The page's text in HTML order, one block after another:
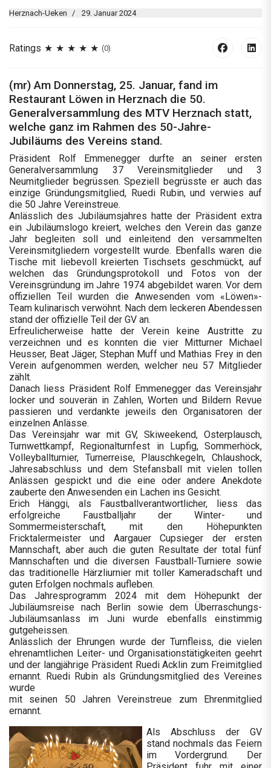
Herznach-Ueken 29. Januar 2024
Ratings (0)
(mr) Am Donnerstag, 25. Januar, fand im
Restaurant Löwen in Herznach die 50.
Generalversammlung des MTV Herznach statt,
welche ganz im Rahmen des 50-Jahre-
Jubiläums des Vereins stand.
Präsident Rolf Emmenegger durfte an seiner ersten
Generalversammlung 37 Vereinsmitglieder und 3
Neumitglieder begrüssen. Speziell begrüsste er auch das
einzige Gründungsmitglied, Ruedi Rubin, und verwies auf
die 50 Jahre Vereinstreue.
Anlässlich des Jubiläumsjahres hatte der Präsident extra
ein Jubiläumslogo kreiert, welches den Verein das ganze
Jahr begleiten soll und einleitend den versammelten
Vereinsmitgliedern vorgestellt wurde. Ebenfalls waren die
Tische mit liebevoll kreierten Tischsets geschmückt, auf
welchen das Gründungsprotokoll und Fotos von der
Vereinsgründung im Jahre 1974 abgebildet waren. Vor dem
offiziellen Teil wurden die Anwesenden vom «Löwen»-
Team kulinarisch verwöhnt. Nach dem leckeren Abendessen
stand der offizielle Teil der GV an.
Erfreulicherweise hatte der Verein keine Austritte zu
verzeichnen und es konnten die vier Mitturner Michael
Heusser, Beat Jäger, Stephan Muff und Mathias Frey in den
Verein aufgenommen werden, welcher neu 57 Mitglieder
zählt.
Danach liess Präsident Rolf Emmenegger das Vereinsjahr
locker und souverän in Zahlen, Worten und Bildern Revue
passieren und verdankte jeweils den Organisatoren der
einzelnen Anlässe.
Das Vereinsjahr war mit GV, Skiweekend, Osterplausch,
Turnwettkampf, Regionalturnfest in Lupfig, Sommerhöck,
Volleyballturnier, Turnerreise, Plauschkegeln, Chlaushock,
Jahresabschluss und dem Stefansball mit vielen tollen
Anlässen gespickt und die eine oder andere Anekdote
zauberte den Anwesenden ein Lachen ins Gesicht.
Erich Hänggi, als Faustballverantwortlicher, liess das
erfolgreiche Faustballjahr der Winter- und
Sommermeisterschaft, mit den Höhepunkten
Fricktalermeister und Aargauer Cupsieger der ersten
Mannschaft, aber auch die guten Resultate der total fünf
Mannschaften und die diversen Faustball-Turniere sowie
das traditionelle Härzliurnier mit toller Kameradschaft und
guten Erfolgen nochmals aufleben.
Das Jahresprogramm 2024 mit dem Höhepunkt der
Jubiläumsreise nach Berlin sowie dem Überraschungs-
Jubiläumsanlass im Juni wurde ebenfalls einstimmig
gutgeheissen.
Anlässlich der Ehrungen wurde der Turnfleiss, die vielen
ehrenamtlichen Leiter- und Organisationstätigkeiten geehrt
und der langjährige Präsident Ruedi Acklin zum Freimitglied
ernannt. Ruedi Rubin als Gründungsmitglied des Vereines
wurde
mit seinen 50 Jahren Vereinstreue zum Ehrenmitglied
ernannt.
Als Abschluss der GV
stand nochmals das Feiern
im Vordergrund. Der